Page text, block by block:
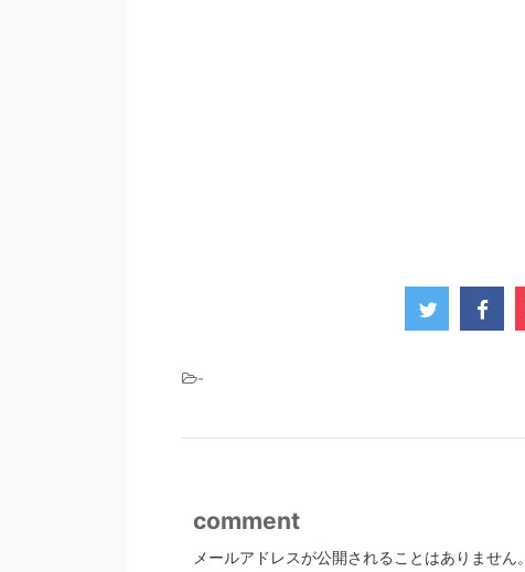
-
comment
メールアドレスが公開されることはありません。